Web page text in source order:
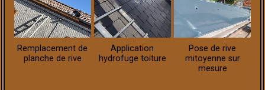
Remplacement de
planche de rive
Application
hydrofuge toiture
Pose de rive
mitoyenne sur
mesure